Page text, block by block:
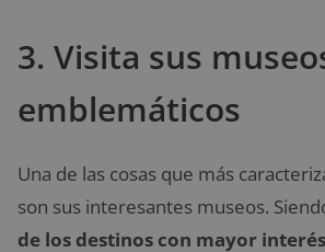
3. Visita sus
emblemáticos
Una de las cosas que más
son sus interesantes museos.
de los destinos con mayor